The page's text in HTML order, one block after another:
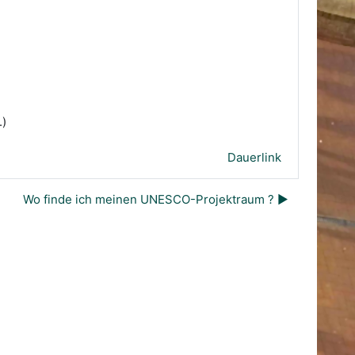
Dauerlink
Wo finde ich meinen UNESCO-Projektraum ? ▶︎